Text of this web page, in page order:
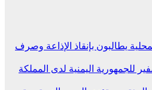
يطالبون بإنقاذ الإذاعة وصرف
للجمهورية اليمنية لدى المملكة